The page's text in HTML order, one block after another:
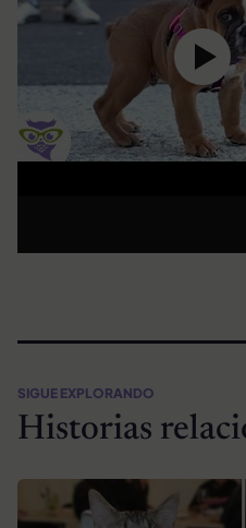
SIGUE EXPLORANDO
Historias